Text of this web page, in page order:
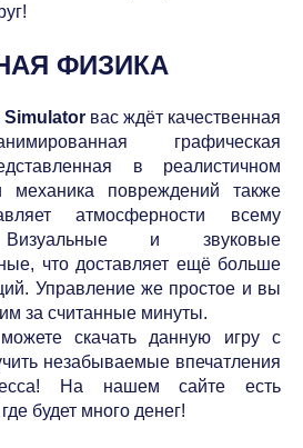
ФИЗИКА
Simulator вас ждёт качественная
графическая
в реалистичном
повреждений также
атмосферности всему
Визуальные и звуковые
что доставляет ещё больше
Управление же простое и вы
за считанные минуты.
скачать данную игру с
незабываемые впечатления
На нашем сайте есть
будет много денег!